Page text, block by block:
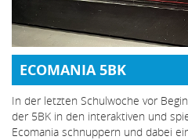
ECOMANIA 5BK
In der letzten Schulwoche vor
der 5BK in den interaktiven und
Ecomania schnuppern und dabei